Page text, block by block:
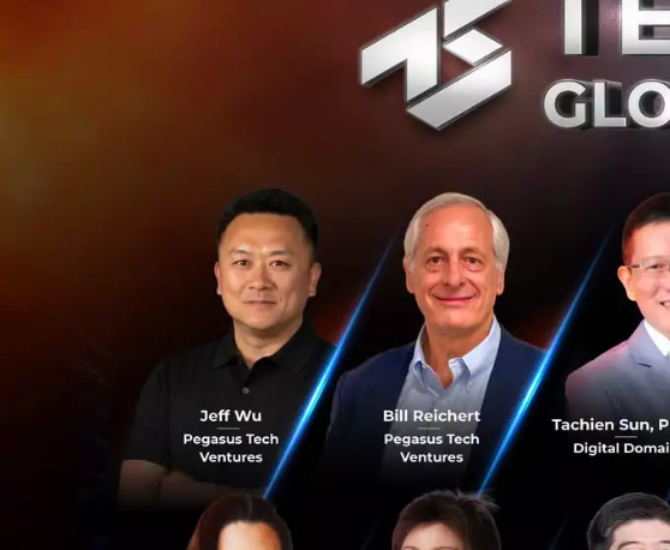
Copilot Microsoft 365 จะ
ก่อนหน้านี้ผู้ใช้งาน Copilot Pro
Microsoft 365 ซึ่งเป็นแพ็คเกจ
ใช้งาน GPT-4 Turbo ซึ่งเป็นรุ่น
Microsoft เผยว่าการอัปเดตใน
โดยครอบคลุมทั้งการใช้งานบนเว็
บริการอื่น ๆ ของ Microsoft อาทิ
การอัปเกรดในครั้งนี้ผู้ใช้
เข้าถึงโมเดล AI ที่ทรงพลังยิ่